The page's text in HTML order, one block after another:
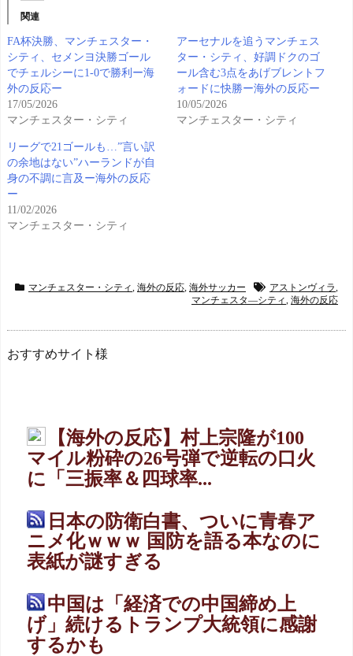
関連
FA杯決勝、マンチェスター・
シティ、セメンヨ決勝ゴール
でチェルシーに1-0で勝利ー海
外の反応ー
17/05/2026
マンチェスター・シティ
アーセナルを追うマンチェス
ター・シティ、好調ドクのゴ
ール含む3点をあげブレントフ
ォードに快勝ー海外の反応ー
10/05/2026
マンチェスター・シティ
リーグで21ゴールも…”言い訳
の余地はない”ハーランドが自
身の不調に言及ー海外の反応
ー
11/02/2026
マンチェスター・シティ
マンチェスター・シティ, 海外の反応, 海外サッカー アストンヴィラ,
マンチェスタ―シティ, 海外の反応
おすすめサイト様
【海外の反応】村上宗隆が100
マイル粉砕の26号弾で逆転の口火
に「三振率＆四球率...
日本の防衛白書、ついに青春ア
ニメ化ｗｗｗ 国防を語る本なのに
表紙が謎すぎる
中国は「経済での中国締め上
げ」続けるトランプ大統領に感謝
するかも